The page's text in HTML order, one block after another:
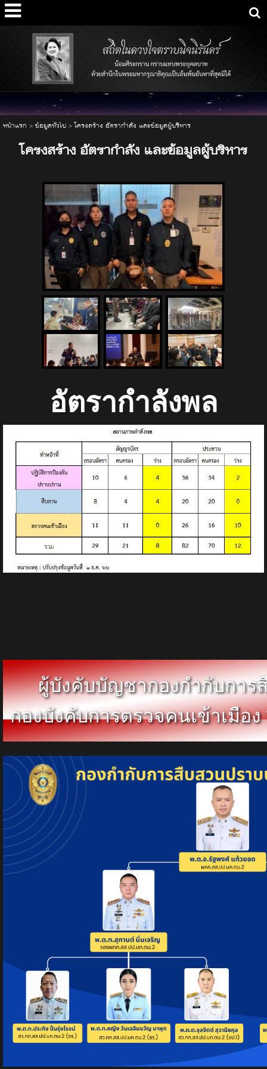
หน้าแรก > ข้อมูลทั่วไป>โครงสร้าง อัตรากำลัง และข้อมูลผู้บริหาร
โครงสร้าง อัตรากำลัง และข้อมูลผู้บริหาร
อัตรากำลังพล
ผู้บังคับบัญชากองกำกับการ
กองบังคับการตรวจคนเข้าเมือง